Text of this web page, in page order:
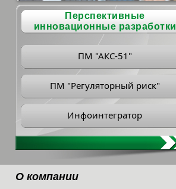
Перспективные
инновационные разработки
ПМ "АКС-51"
ПМ "Регуляторный риск"
Инфоинтегратор
О компании